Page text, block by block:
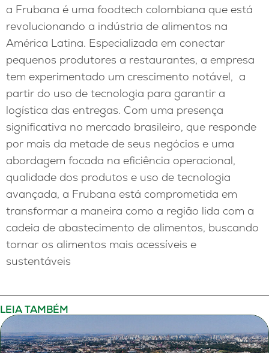
a Frubana é uma foodtech colombiana que está
revolucionando a indústria de alimentos na
América Latina. Especializada em conectar
pequenos produtores a restaurantes, a empresa
tem experimentado um crescimento notável, a
partir do uso de tecnologia para garantir a
logística das entregas. Com uma presença
significativa no mercado brasileiro, que responde
por mais da metade de seus negócios e uma
abordagem focada na eficiência operacional,
qualidade dos produtos e uso de tecnologia
avançada, a Frubana está comprometida em
transformar a maneira como a região lida com a
cadeia de abastecimento de alimentos, buscando
tornar os alimentos mais acessíveis e
sustentáveis
LEIA TAMBÉM